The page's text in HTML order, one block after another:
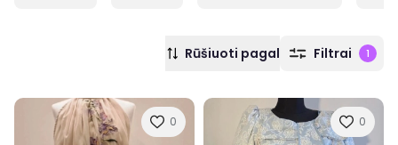
Rūšiuoti pagal Filtrai 1
0 0